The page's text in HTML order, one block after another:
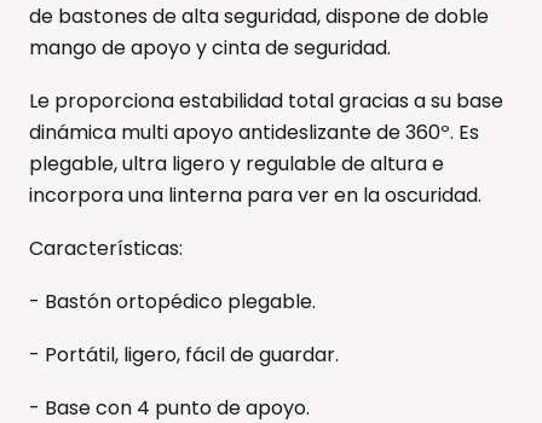
de bastones de alta seguridad, dispone de doble
mango de apoyo y cinta de seguridad.
Le proporciona estabilidad total gracias a su base
dinámica multi apoyo antideslizante de 360º. Es
plegable, ultra ligero y regulable de altura e
incorpora una linterna para ver en la oscuridad.
Características:
- Bastón ortopédico plegable.
- Portátil, ligero, fácil de guardar.
- Base con 4 punto de apoyo.